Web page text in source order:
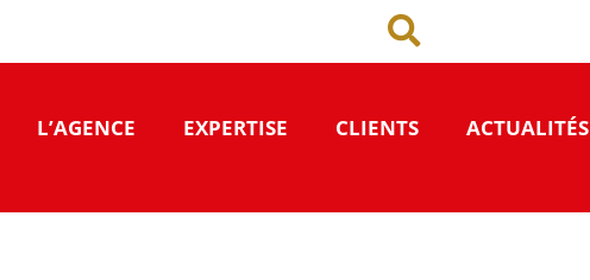
L’AGENCE EXPERTISE CLIENTS ACTUALITÉS